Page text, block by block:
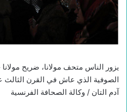
يزور الناس متحف مولانا، ضريح مولانا
الصوفية الذي عاش في القرن الثالث
آدم التان / وكالة الصحافة الفرنسية